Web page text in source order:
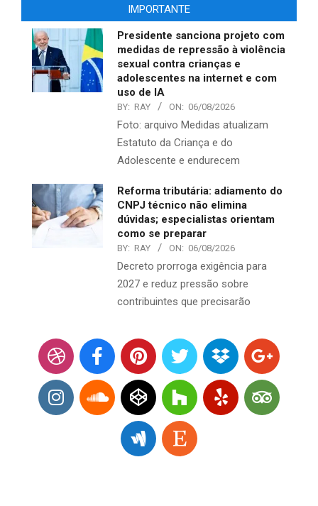
IMPORTANTE
Presidente sanciona projeto com
medidas de repressão à violência
sexual contra crianças e
adolescentes na internet e com
uso de IA
BY: RAY ON: 06/08/2026
Foto: arquivo Medidas atualizam
Estatuto da Criança e do
Adolescente e endurecem
Reforma tributária: adiamento do
CNPJ técnico não elimina
dúvidas; especialistas orientam
como se preparar
BY: RAY ON: 06/08/2026
Decreto prorroga exigência para
2027 e reduz pressão sobre
contribuintes que precisarão